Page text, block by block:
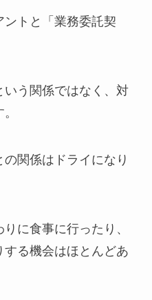
ントと「業務委託契
いう関係ではなく、対
関係はドライになり
に食事に行ったり、
る機会はほとんどあ